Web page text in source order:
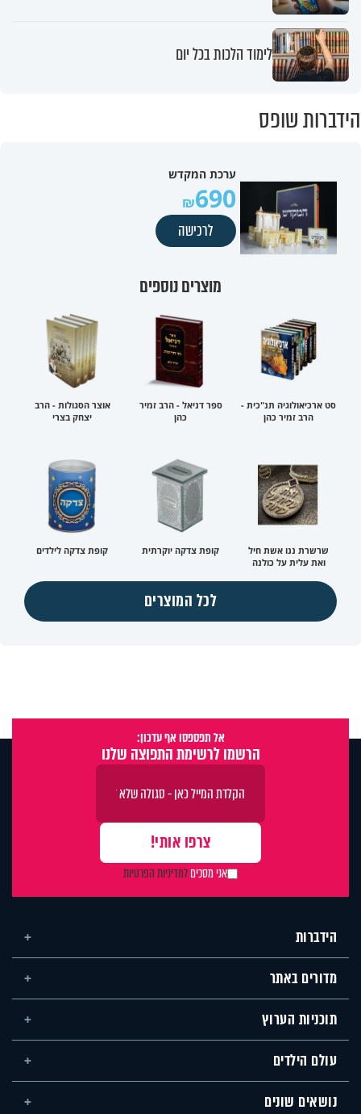
לימוד הלכות בכל יום
הידברות שופס
ערכת המקדש
690
לרכישה
מוצרים נוספים
סט ארכיאולוגיה תנ"כית -
הרב זמיר כהן
ספר דניאל - הרב זמיר
כהן
אוצר הסגולות - הרב
יצחק בצרי
שרשרת ננו אשת חיל
ואת עלית על כולנה
קופת צדקה יוקרתית קופת צדקה לילדים
לכל המוצרים
אל תפספסו אף עדכון:
הרשמו לרשימת התפוצה שלנו
אני מסכיםלמדיניות הפרטיות
הידברות
מדורים באתר
תוכניות הערוץ
עולם הילדים
נושאים שונים